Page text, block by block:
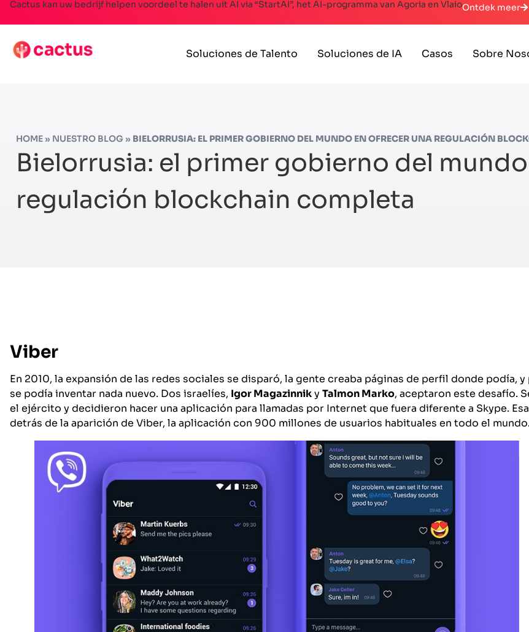
Cactus kan uw bedrijf helpen voordeel te halen uit AI via “StartAI”, het AI-programma van Agoria en VlaioOntdek meer
Soluciones de Talento Soluciones de IA Casos Sobre
HOME» NUESTRO BLOG» BIELORRUSIA: EL PRIMER GOBIERNO DEL MUNDO EN OFRECER UNA REGULACIÓN
Bielorrusia: el primer gobierno del
regulación blockchain completa
Viber
En 2010, la expansión de las redes sociales se disparó, la gente creaba páginas de perfil donde podía, y
se podía inventar nada nuevo. Dos israelíes, Igor MagazinnikyTalmon Marko, aceptaron este desafío.
el ejército y decidieron hacer una aplicación para llamadas por Internet que fuera diferente a Skype.
detrás de la aparición de Viber, la aplicación con 900 millones de usuarios habituales en todo el mundo.